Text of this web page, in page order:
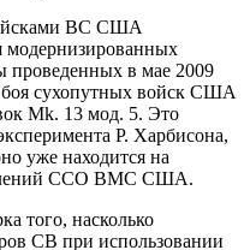
ВС США
модернизированных
проведенных в мае 2009
боя сухопутных войск США
Mk. 13 мод. 5. Это
Р. Харбисона,
уже находится на
ССО ВМС США.
того, насколько
СВ при использовании